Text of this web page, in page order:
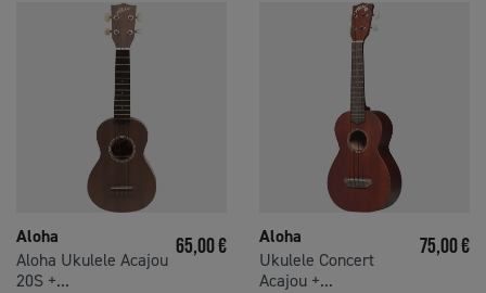
Aloha
Aloha Ukulele Acajou
20S +...
Prix
65,00 €
Aloha
Ukulele Concert
Acajou +...
Prix
75,00 €